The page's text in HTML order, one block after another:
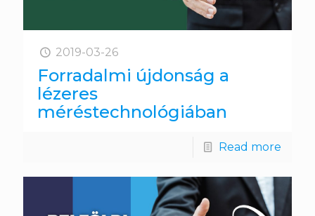
2019-03-26
Forradalmi újdonság a
lézeres
méréstechnológiában
Read more